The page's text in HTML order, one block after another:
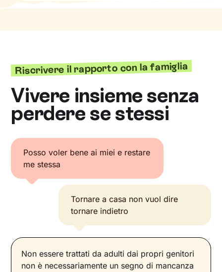
Riscrivere il rapporto con la famiglia
Vivere insieme senza
perdere se stessi
Posso voler bene ai miei e restare
me stessa
Tornare a casa non vuol dire
tornare indietro
Non essere trattati da adulti dai propri genitori
non è necessariamente un segno di mancanza